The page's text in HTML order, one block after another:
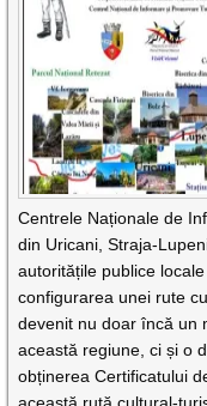
Centrele Naționale de
din Uricani, Straja-
autoritățile publice
configurarea unei rute
devenit nu doar încă un
această regiune, ci și o
obținerea Certificatului